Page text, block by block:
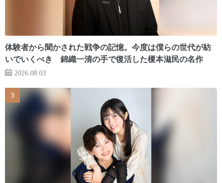
体験者から聞かされた戦争の記憶。今度は僕らの世代が紡
いでいくべき 錦織一清の手で復活した榎本滋民の名作
2026.08.03